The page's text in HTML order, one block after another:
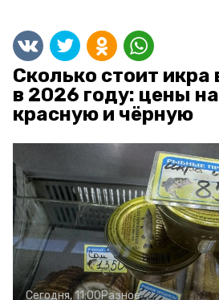
Сколько стоит икра
в 2026 году: цены
красную и чёрную
Сегодня, 11:00Разное